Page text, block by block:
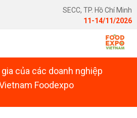
SECC, TP. Hồ Chí Minh
11-14/11/2026
của các doanh nghiệp
Foodexpo